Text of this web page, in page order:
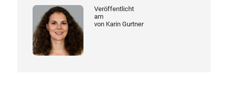
Veröffentlicht
am
von Karin Gurtner